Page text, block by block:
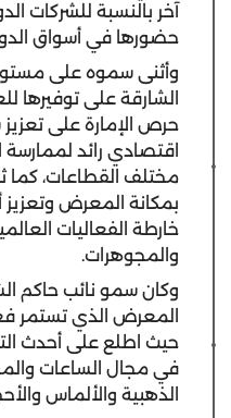
آخر بالنسبة للشركات
حضورها في أسواق
وأثنى سموه على
الشارقة على توفيرها
حرص الإمارة على
اقتصادي رائد لممارسة
مختلف القطاعات، كما
بمكانة المعرض
خارطة الفعاليات
والمجوهرات.
وكان سمو نائب حاكم
المعرض الذي تستمر
حيث اطلع على أحدث
في مجال الساعات
الذهبية والألماس